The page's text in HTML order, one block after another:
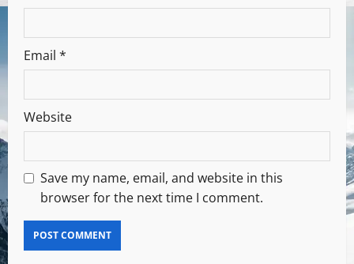
Email *
Website
Save my name, email, and website in this
browser for the next time I comment.